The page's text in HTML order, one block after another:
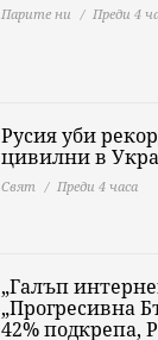
Парите ни Преди 4
Русия уби
цивилни в
Свят Преди 4 часа
„Галъп
„Прогресивна
42% подкрепа,